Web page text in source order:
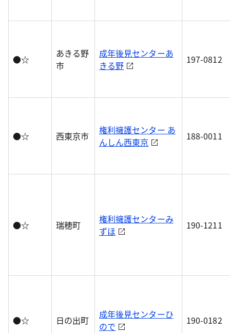
●☆
あきる野
市
成年後見センターあ
きる野
197-0812
●☆ 西東京市
権利擁護センター あ
んしん西東京
188-0011
●☆ 瑞穂町
権利擁護センターみ
ずほ
190-1211
●☆ 日の出町
成年後見センターひ
ので
190-0182